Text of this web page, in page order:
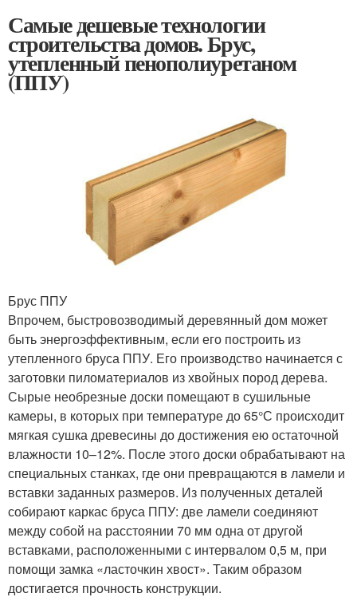
Самые дешевые технологии
строительства домов. Брус,
утепленный пенополиуретаном
(ППУ)
Брус ППУ
Впрочем, быстровозводимый деревянный дом может
быть энергоэффективным, если его построить из
утепленного бруса ППУ. Его производство начинается с
заготовки пиломатериалов из хвойных пород дерева.
Сырые необрезные доски помещают в сушильные
камеры, в которых при температуре до 65°С происходит
мягкая сушка древесины до достижения ею остаточной
влажности 10–12%. После этого доски обрабатывают на
специальных станках, где они превращаются в ламели и
вставки заданных размеров. Из полученных деталей
собирают каркас бруса ППУ: две ламели соединяют
между собой на расстоянии 70 мм одна от другой
вставками, расположенными с интервалом 0,5 м, при
помощи замка «ласточкин хвост». Таким образом
достигается прочность конструкции.